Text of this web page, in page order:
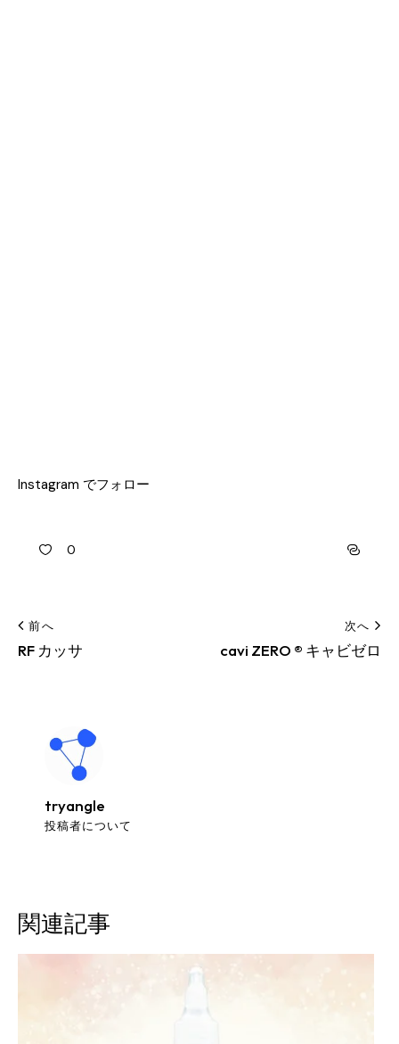
Instagram でフォロー
0
前へ
RF カッサ
次へ
cavi ZERO ® キャビゼロ
tryangle
投稿者について
関連記事